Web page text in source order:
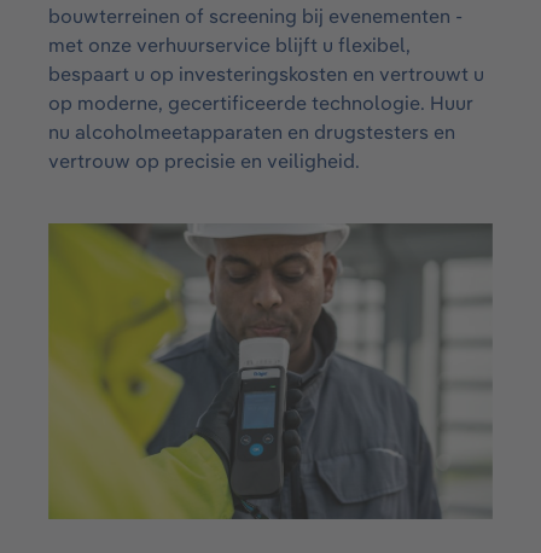
bouwterreinen of screening bij evenementen -
met onze verhuurservice blijft u flexibel,
bespaart u op investeringskosten en vertrouwt u
op moderne, gecertificeerde technologie. Huur
nu alcoholmeetapparaten en drugstesters en
vertrouw op precisie en veiligheid.